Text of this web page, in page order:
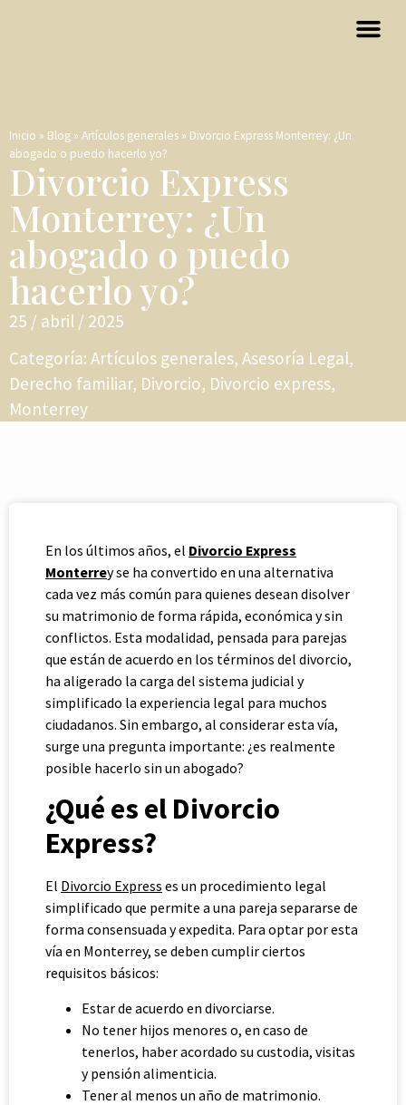
Inicio » Blog » Artículos generales » Divorcio Express Monterrey: ¿Un
abogado o puedo hacerlo yo?
Divorcio Express
Monterrey: ¿Un
abogado o puedo
hacerlo yo?
25 / abril / 2025
Categoría: Artículos generales, Asesoría Legal,
Derecho familiar, Divorcio, Divorcio express,
Monterrey
En los últimos años, el Divorcio Express
Monterrey se ha convertido en una alternativa
cada vez más común para quienes desean disolver
su matrimonio de forma rápida, económica y sin
conflictos. Esta modalidad, pensada para parejas
que están de acuerdo en los términos del divorcio,
ha aligerado la carga del sistema judicial y
simplificado la experiencia legal para muchos
ciudadanos. Sin embargo, al considerar esta vía,
surge una pregunta importante: ¿es realmente
posible hacerlo sin un abogado?
¿Qué es el Divorcio
Express?
El Divorcio Express es un procedimiento legal
simplificado que permite a una pareja separarse de
forma consensuada y expedita. Para optar por esta
vía en Monterrey, se deben cumplir ciertos
requisitos básicos:
Estar de acuerdo en divorciarse.
No tener hijos menores o, en caso de
tenerlos, haber acordado su custodia, visitas
y pensión alimenticia.
Tener al menos un año de matrimonio.